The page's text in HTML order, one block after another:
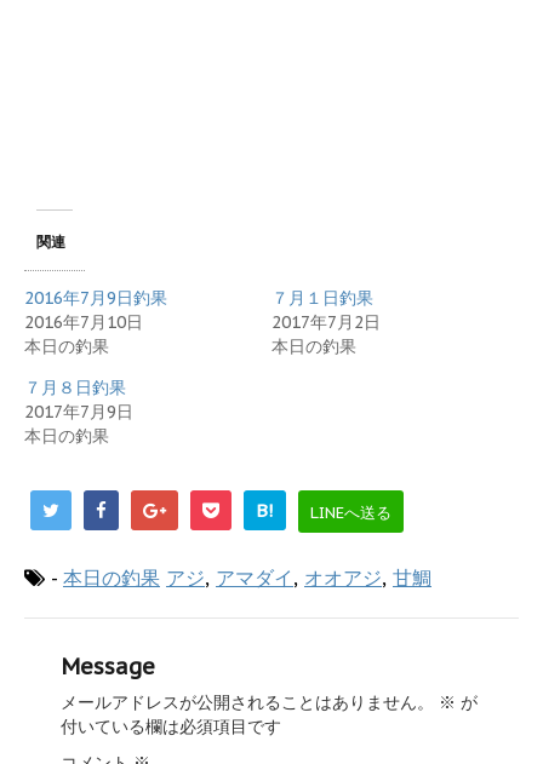
関連
2016年7月9日釣果
2016年7月10日
本日の釣果
７月１日釣果
2017年7月2日
本日の釣果
７月８日釣果
2017年7月9日
本日の釣果
B! LINEへ送る
- 本日の釣果 アジ, アマダイ , オオアジ, 甘鯛
Message
メールアドレスが公開されることはありません。 ※ が
付いている欄は必須項目です